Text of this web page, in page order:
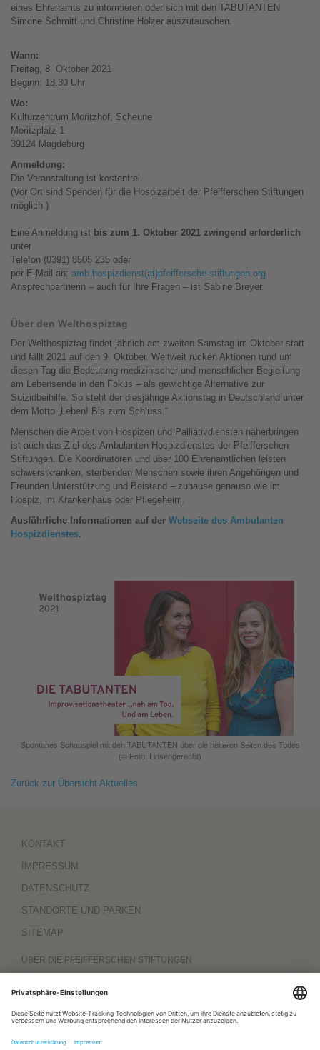
eines Ehrenamts zu informieren oder sich mit den TABUTANTEN
Simone Schmitt und Christine Holzer auszutauschen.
Wann:
Freitag, 8. Oktober 2021
Beginn: 18.30 Uhr
Wo:
Kulturzentrum Moritzhof, Scheune
Moritzplatz 1
39124 Magdeburg
Anmeldung:
Die Veranstaltung ist kostenfrei.
(Vor Ort sind Spenden für die Hospizarbeit der Pfeifferschen Stiftungen
möglich.)
Eine Anmeldung ist bis zum 1. Oktober 2021 zwingend erforderlich
unter
Telefon (0391) 8505 235 oder
per E-Mail an: amb.hospizdienst(at)pfeiffersche-stiftungen.org
Ansprechpartnerin – auch für Ihre Fragen – ist Sabine Breyer.
Über den Welthospiztag
Der Welthospiztag findet jährlich am zweiten Samstag im Oktober statt
und fällt 2021 auf den 9. Oktober. Weltweit rücken Aktionen rund um
diesen Tag die Bedeutung medizinischer und menschlicher Begleitung
am Lebensende in den Fokus – als gewichtige Alternative zur
Suizidbeihilfe. So steht der diesjährige Aktionstag in Deutschland unter
dem Motto „Leben! Bis zum Schluss.“
Menschen die Arbeit von Hospizen und Palliativdiensten näherbringen
ist auch das Ziel des Ambulanten Hospizdienstes der Pfeifferschen
Stiftungen. Die Koordinatoren und über 100 Ehrenamtlichen leisten
schwerstkranken, sterbenden Menschen sowie ihren Angehörigen und
Freunden Unterstützung und Beistand – zuhause genauso wie im
Hospiz, im Krankenhaus oder Pflegeheim.
Ausführliche Informationen auf der Webseite des Ambulanten
Hospizdienstes.
Spontanes Schauspiel mit den TABUTANTEN über die heiteren Seiten des Todes
(© Foto: Linsengerecht)
Zurück zur Übersicht Aktuelles
KONTAKT
IMPRESSUM
DATENSCHUTZ
STANDORTE UND PARKEN
SITEMAP
ÜBER DIE PFEIFFERSCHEN STIFTUNGEN
Komplexträger und bieten
Menschen mit Behinderung, außerdemWerkstättenmit ca. 600 Beschäftigten
hinaus sind sie zu 100 Prozent am